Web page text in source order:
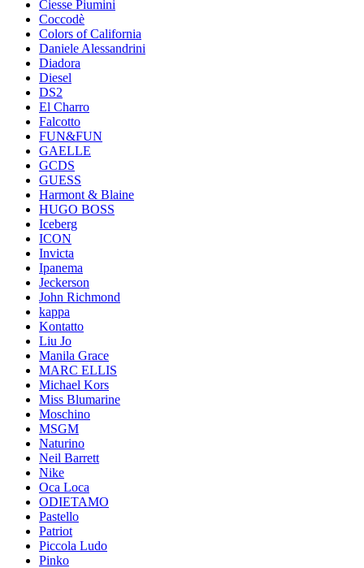
Ciesse Piumini
Coccodè
Colors of California
Daniele Alessandrini
Diadora
Diesel
DS2
El Charro
Falcotto
FUN&FUN
GAELLE
GCDS
GUESS
Harmont & Blaine
HUGO BOSS
Iceberg
ICON
Invicta
Ipanema
Jeckerson
John Richmond
kappa
Kontatto
Liu Jo
Manila Grace
MARC ELLIS
Michael Kors
Miss Blumarine
Moschino
MSGM
Naturino
Neil Barrett
Nike
Oca Loca
ODIETAMO
Pastello
Patriot
Piccola Ludo
Pinko